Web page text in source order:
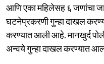
आणि एका महिलेसह ६ जणांचा
घटनेप्रकरणी गुन्हा दाखल
करण्यात आली आहे. मानखुर्द
अन्वये गुन्हा दाखल करण्यात